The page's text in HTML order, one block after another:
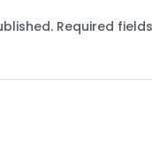
Required